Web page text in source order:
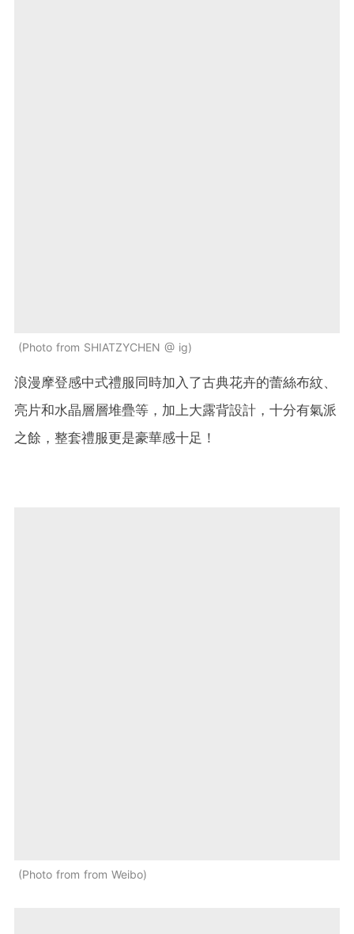
Photo from SHIATZYCHEN @ ig
浪漫摩登感中式禮服同時加入了古典花卉的蕾絲布紋、
亮片和水晶層層堆疊等，加上大露背設計，十分有氣派
之餘，整套禮服更是豪華感十足！
Photo from from Weibo